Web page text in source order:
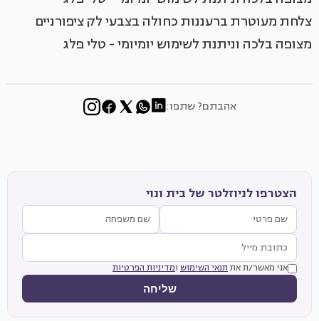
צלחת מעוטרת ברעננות כחולה בצבעי לק ציפורניים
מצופה בלכה וניתנת לשימוש יומיומי - טלי פלג
אהבתם? שתפו:
הצטרפו לניוזלטר של בית ונוי
אני מאשר/ת את תנאי השימוש ומדיניות הפרטיות
שליחה